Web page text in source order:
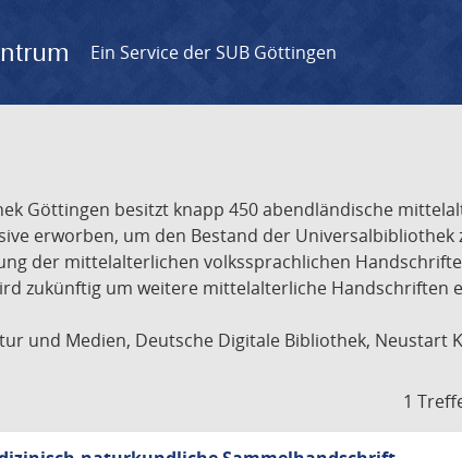
Ein Service der SUB Göttingen
Göttingen besitzt knapp 450 abendländische
erworben, um den Bestand der
der mittelalterlichen volkssprachlichen
zukünftig um weitere mittelalterliche Handschriften
und Medien, Deutsche Digitale Bibliothek, Neustart
1